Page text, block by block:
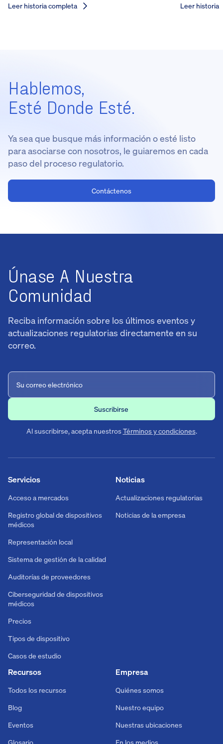
Leer historia completa Leer historia
Hablemos,
Esté Donde Esté.
Ya sea que busque más información o esté listo
para asociarse con nosotros, le guiaremos en cada
paso del proceso regulatorio.
Contáctenos
Únase A Nuestra
Comunidad
Reciba información sobre los últimos eventos y
actualizaciones regulatorias directamente en su
correo.
Al suscribirse, acepta nuestrosTérminos y condiciones.
Noticias
Actualizaciones regulatorias
Noticias de la empresa
Servicios
Acceso a mercados
Registro global de dispositivos
médicos
Representación local
Sistema de gestión de la calidad
Auditorías de proveedores
Ciberseguridad de dispositivos
médicos
Precios
Tipos de dispositivo
Casos de estudio
Recursos
Todos los recursos
Blog
Eventos
Empresa
Quiénes somos
Nuestro equipo
Nuestras ubicaciones